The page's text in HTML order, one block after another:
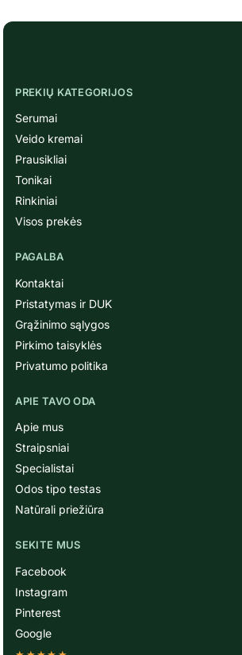
PREKIŲ KATEGORIJOS
Serumai
Veido kremai
Prausikliai
Tonikai
Rinkiniai
Visos prekės
PAGALBA
Kontaktai
Pristatymas ir DUK
Grąžinimo sąlygos
Pirkimo taisyklės
Privatumo politika
APIE TAVO ODA
Apie mus
Straipsniai
Specialistai
Odos tipo testas
Natūrali priežiūra
SEKITE MUS
Facebook
Instagram
Pinterest
Google